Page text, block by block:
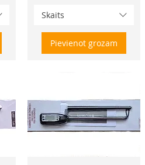
Skaits
Pievienot grozam